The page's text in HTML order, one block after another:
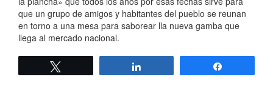
que un grupo de amigos y habitantes del pueblo se reunan
en torno a una mesa para saborear lla nueva gamba que
llega al mercado nacional.